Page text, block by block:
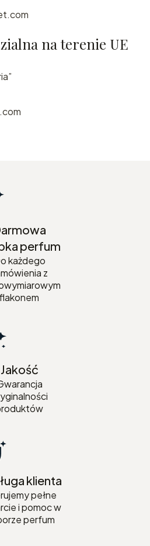
na terenie UE
perfum
każdego
z
flakonem
Jakość
klienta
pełne
i pomoc w
perfum